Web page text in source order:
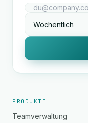
PRODUKTE
Teamverwaltung